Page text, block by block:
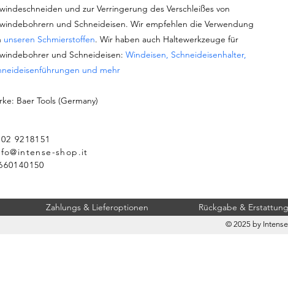
und zur Verringerung des Verschleißes von
und Schneideisen. Wir empfehlen die Verwendung
unseren Schmierstoffen. Wir haben auch Haltewerkzeuge für
und Schneideisen: Windeisen, Schneideisenhalter,
und mehr
Baer Tools (Germany)
9218151
shop.it
Zahlungs & Lieferoptionen Rückgabe &
© 2025 by Intense